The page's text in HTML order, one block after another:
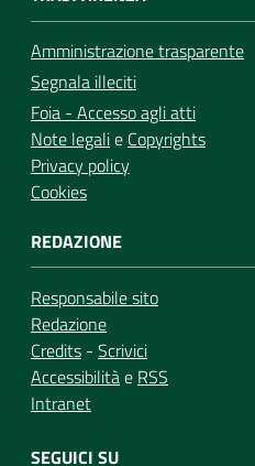
Amministrazione trasparente
Segnala illeciti
Foia - Accesso agli atti
Note legalie Copyrights
Privacy policy
Cookies
REDAZIONE
Responsabile sito
Redazione
Credits - Scrivici
Accessibilitàe RSS
Intranet
SEGUICI SU